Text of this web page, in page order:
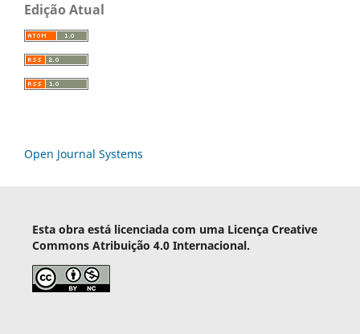
Edição Atual
Open Journal Systems
Esta obra está licenciada com uma Licença Creative
Commons Atribuição 4.0 Internacional.